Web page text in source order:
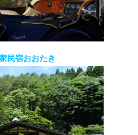
民宿おおたき